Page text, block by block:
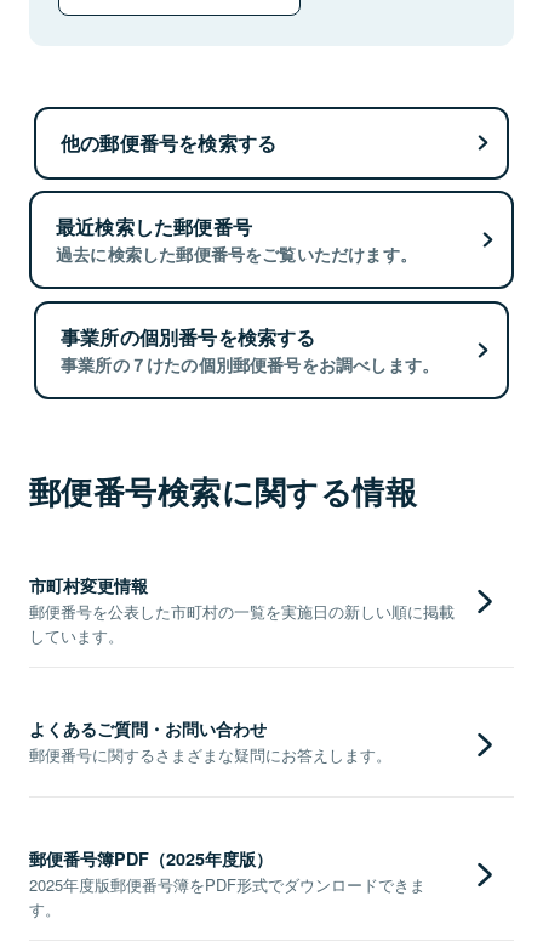
他の郵便番号を検索する
最近検索した郵便番号
過去に検索した郵便番号をご覧いただけます。
事業所の個別番号を検索する
事業所の７けたの個別郵便番号をお調べします。
郵便番号検索に関する情報
市町村変更情報
郵便番号を公表した市町村の一覧を実施日の新しい順に掲載
しています。
よくあるご質問・お問い合わせ
郵便番号に関するさまざまな疑問にお答えします。
郵便番号簿PDF（2025年度版）
2025年度版郵便番号簿をPDF形式でダウンロードできま
す。